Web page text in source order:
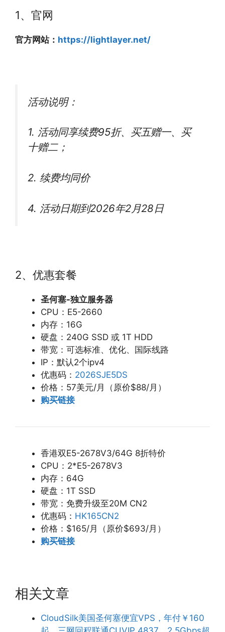
1、官网
官方网站： https://lightlayer.net/
活动说明：
1. 活动同享续费95折、买五赠一、买
十赠二；
2. 续费均同价
4. 活动日期到2026年2月28日
2、优惠套餐
圣何塞-独立服务器
CPU：E5-2660
内存：16G
硬盘：240G SSD 或 1T HDD
带宽：可选标准、优化、国际线路
IP：默认2个ipv4
优惠码： 2026SJE5DS
价格：57美元/月（原价$88/月）
购买链接
香港双E5-2678V3/64G 8折特价
CPU：2*E5-2678V3
内存：64G
硬盘：1T SSD
带宽：免费升级至20M CN2
优惠码： HK165CN2
价格：$165/月（原价$693/月）
购买链接
相关文章
CloudSilk美国圣何塞便宜VPS，年付￥160